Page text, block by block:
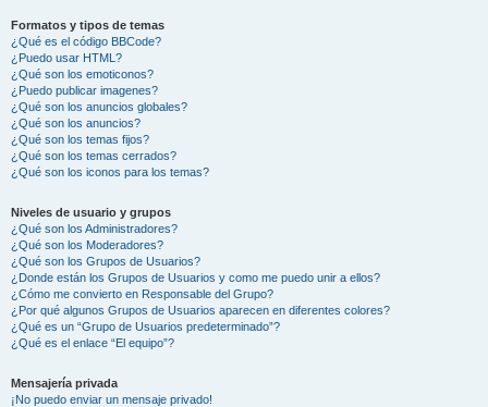
Formatos y tipos de temas
¿Qué es el código BBCode?
¿Puedo usar HTML?
¿Qué son los emoticonos?
¿Puedo publicar imagenes?
¿Qué son los anuncios globales?
¿Qué son los anuncios?
¿Qué son los temas fijos?
¿Qué son los temas cerrados?
¿Qué son los iconos para los temas?
Niveles de usuario y grupos
¿Qué son los Administradores?
¿Qué son los Moderadores?
¿Qué son los Grupos de Usuarios?
¿Donde están los Grupos de Usuarios y como me puedo unir a ellos?
¿Cómo me convierto en Responsable del Grupo?
¿Por qué algunos Grupos de Usuarios aparecen en diferentes colores?
¿Qué es un “Grupo de Usuarios predeterminado”?
¿Qué es el enlace “El equipo”?
Mensajería privada
¡No puedo enviar un mensaje privado!